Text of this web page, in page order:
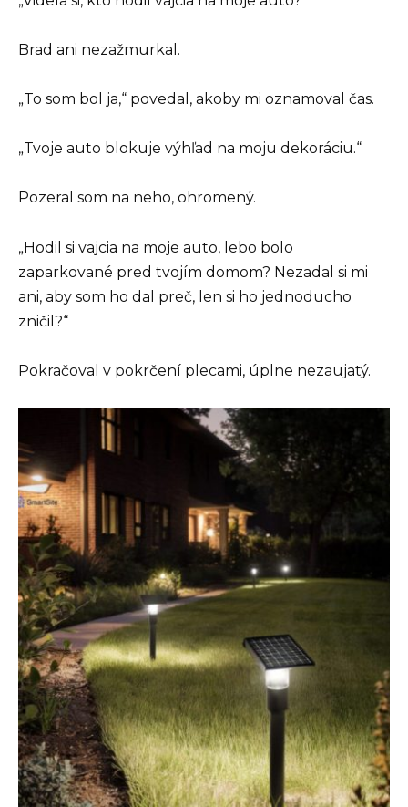
Brad ani nezažmurkal.
„To som bol ja,“ povedal, akoby mi oznamoval čas.
„Tvoje auto blokuje výhľad na moju dekoráciu.“
Pozeral som na neho, ohromený.
„Hodil si vajcia na moje auto, lebo bolo
zaparkované pred tvojím domom? Nezadal si mi
ani, aby som ho dal preč, len si ho jednoducho
zničil?“
Pokračoval v pokrčení plecami, úplne nezaujatý.